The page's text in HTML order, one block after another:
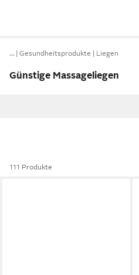
… Gesundheitsprodukte Liegen
Günstige Massageliegen
111 Produkte